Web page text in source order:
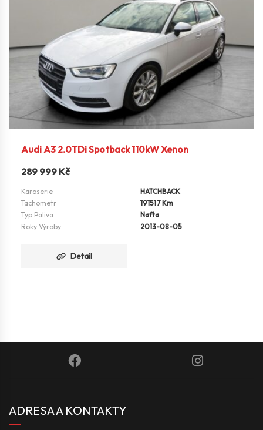
Audi A3 2.0TDi Spotback 110kW Xenon
289 999 Kč
Karoserie
HATCHBACK
Tachometr
191517 Km
Typ Paliva
Nafta
Roky Výroby
2013-08-05
Detail
ADRESA A KONTAKTY